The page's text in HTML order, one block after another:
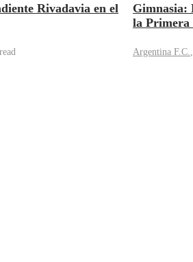
Rivadavia en el
read
Gimnasia:
la Primera
Argentina F.C.